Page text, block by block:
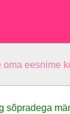
eesnime
sõpradega